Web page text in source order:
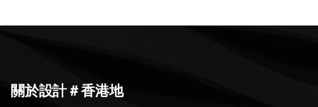
關於設計＃香港地